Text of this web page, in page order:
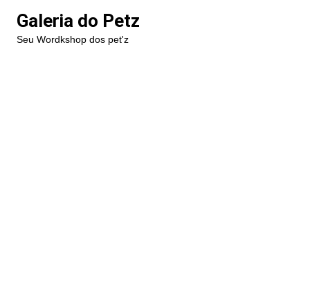
paraGaleria do Petz
Seu Wordkshop dos pet'z